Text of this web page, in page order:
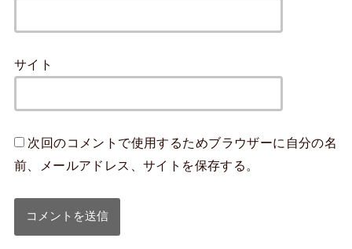
サイト
次回のコメントで使用するためブラウザーに自分の名
前、メールアドレス、サイトを保存する。